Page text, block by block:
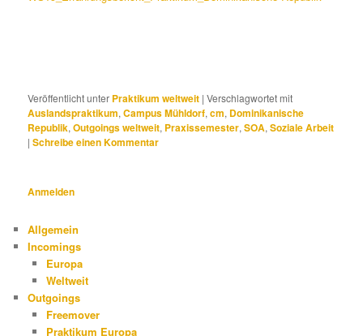
Veröffentlicht unter Praktikum weltweit |Verschlagwortet mit
Auslandspraktikum,Campus Mühldorf,cm, Dominikanische
Republik,Outgoings weltweit, Praxissemester,SOA,Soziale Arbeit
|Schreibe einen Kommentar
Anmelden
Allgemein
Incomings
Europa
Weltweit
Outgoings
Freemover
Praktikum Europa